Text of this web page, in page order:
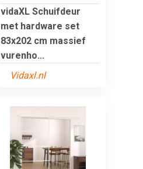
vidaXL Schuifdeur
met hardware set
83x202 cm massief
vurenho...
Vidaxl.nl